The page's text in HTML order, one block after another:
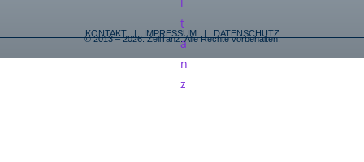
KONTAKT| IMPRESSUM| DATENSCHUTZ
© 2013 – 2026. ZellTanz. Alle Rechte vorbehalten.